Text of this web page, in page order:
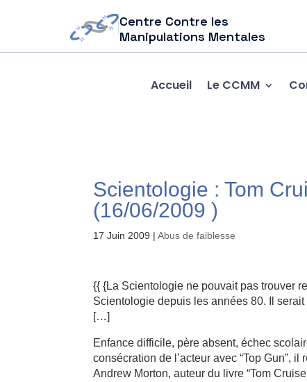
Centre Contre les
Manipulations Mentales
Accueil Le CCMM
Scientologie : Tom
(16/06/2009 )
17 Juin 2009 |Abus de faiblesse
{{ {La Scientologie ne pouvait pas trouver
Scientologie depuis les années 80. Il
[…]
Enfance difficile, père absent, échec
consécration de l’acteur avec “Top Gun”,
Andrew Morton, auteur du livre “Tom